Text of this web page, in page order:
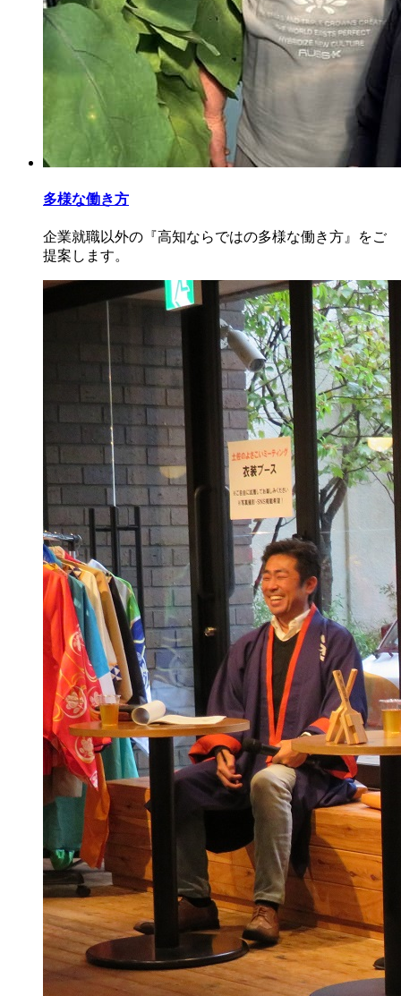
多様な働き方
企業就職以外の『高知ならではの多様な働き方』をご
提案します。